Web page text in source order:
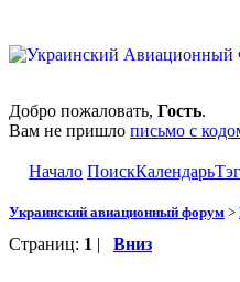
Добро пожаловать, Гость.
Вам не пришло письмо с
Начало ПоискКалендарь
Украинский авиационный форум >
Страниц: 1 | Вниз